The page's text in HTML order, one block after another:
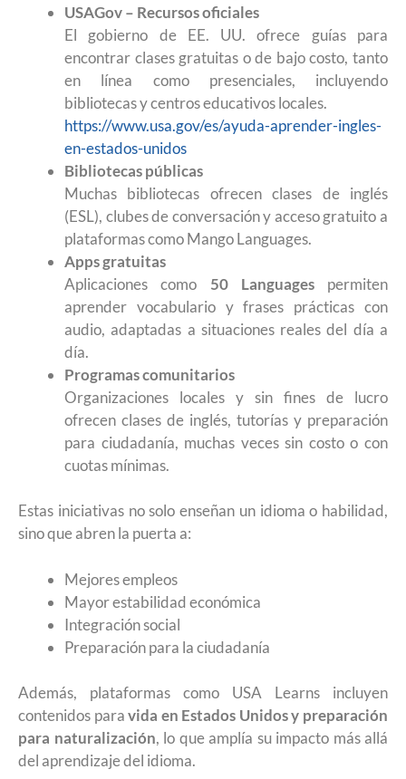
USAGov – Recursos oficiales
El gobierno de EE. UU. ofrece guías para
encontrar clases gratuitas o de bajo costo, tanto
en línea como presenciales, incluyendo
bibliotecas y centros educativos locales.
https://www.usa.gov/es/ayuda-aprender-ingles-
en-estados-unidos
Bibliotecas públicas
Muchas bibliotecas ofrecen clases de inglés
(ESL), clubes de conversación y acceso gratuito a
plataformas como Mango Languages.
Apps gratuitas
Aplicaciones como 50 Languagespermiten
aprender vocabulario y frases prácticas con
audio, adaptadas a situaciones reales del día a
día.
Programas comunitarios
Organizaciones locales y sin fines de lucro
ofrecen clases de inglés, tutorías y preparación
para ciudadanía, muchas veces sin costo o con
cuotas mínimas.
Estas iniciativas no solo enseñan un idioma o habilidad,
sino que abren la puerta a:
Mejores empleos
Mayor estabilidad económica
Integración social
Preparación para la ciudadanía
Además, plataformas como USA Learns incluyen
contenidos paravida en Estados Unidos y preparación
para naturalización, lo que amplía su impacto más allá
del aprendizaje del idioma.